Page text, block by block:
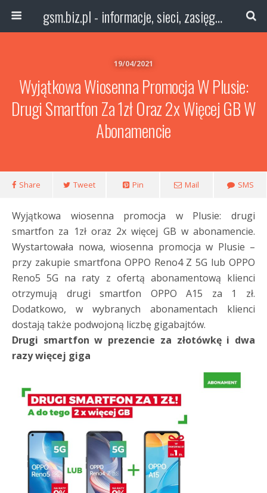
gsm.biz.pl - informacje, sieci, zasięg technologie
19/04/2021
Wyjątkowa Wiosenna Promocja W Plusie:
Drugi Smartfon Za 1zł Oraz 2x Więcej GB W
Abonamencie
Share Tweet Pin Mail SMS
Wyjątkowa wiosenna promocja w Plusie: drugi
smartfon za 1zł oraz 2x więcej GB w abonamencie.
Wystartowała nowa, wiosenna promocja w Plusie –
przy zakupie smartfona OPPO Reno4 Z 5G lub OPPO
Reno5 5G na raty z ofertą abonamentową klienci
otrzymują drugi smartfon OPPO A15 za 1 zł.
Dodatkowo, w wybranych abonamentach klienci
dostają także podwojoną liczbę gigabajtów.
Drugi smartfon w prezencie za złotówkę i dwa
razy więcej giga